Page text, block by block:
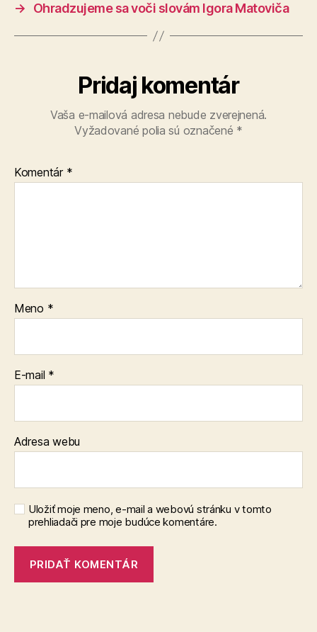
→
Ohradzujeme sa voči slovám Igora Matoviča
Pridaj komentár
Vaša e-mailová adresa nebude zverejnená.
Vyžadované polia sú označené *
Komentár *
Meno *
E-mail *
Adresa webu
Uložiť moje meno, e-mail a webovú stránku v tomto
prehliadači pre moje budúce komentáre.